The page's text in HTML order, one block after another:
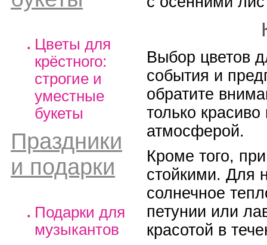
Цветы для
крёстного:
строгие и
уместные
букеты
Праздники
и подарки
Подарки для
музыкантов
Выбор цветов
события и
обратите
только
атмосферой.
Кроме того,
стойкими. Для
солнечное
петунии или
красотой в